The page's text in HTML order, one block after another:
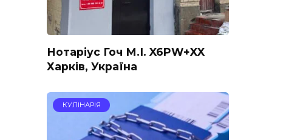
Нотаріус Гоч М.І. X6PW+XX
Харків, Україна
КУЛІНАРІЯ